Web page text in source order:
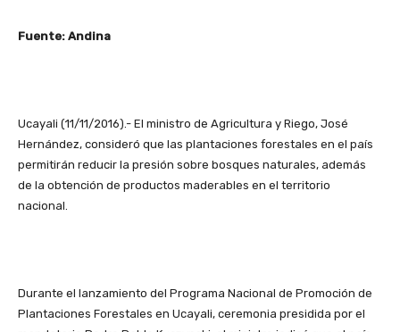
Fuente: Andina
Ucayali (11/11/2016).- El ministro de Agricultura y Riego, José
Hernández, consideró que las plantaciones forestales en el país
permitirán reducir la presión sobre bosques naturales, además
de la obtención de productos maderables en el territorio
nacional.
Durante el lanzamiento del Programa Nacional de Promoción de
Plantaciones Forestales en Ucayali, ceremonia presidida por el